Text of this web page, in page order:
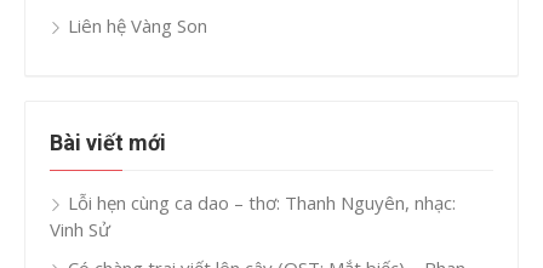
Liên hệ Vàng Son
Bài viết mới
Lỗi hẹn cùng ca dao – thơ: Thanh Nguyên, nhạc:
Vinh Sử